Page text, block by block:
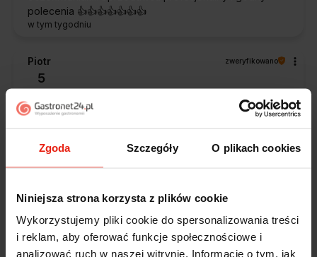
Zgoda Szczegóły O plikach cookies
Niniejsza strona korzysta z plików cookie
Wykorzystujemy pliki cookie do spersonalizowania treści
i reklam, aby oferować funkcje społecznościowe i
analizować ruch w naszej witrynie. Informacje o tym, jak
polecenia 👍️👍️👍️👍️👍️👍️👍️
w tym tygodniu
Piotr zweryfikowano
5
chętnie podpowie i doradzi. Opakowanie dokładnie
w tym tygodniu
5
Przesympatyczna obsługa. Zachęcam każdego do
zakupów w tym sklepie. Precyzyjny czas dostawy,
jestem pod wrażeniem. Przesyłka została doskonale